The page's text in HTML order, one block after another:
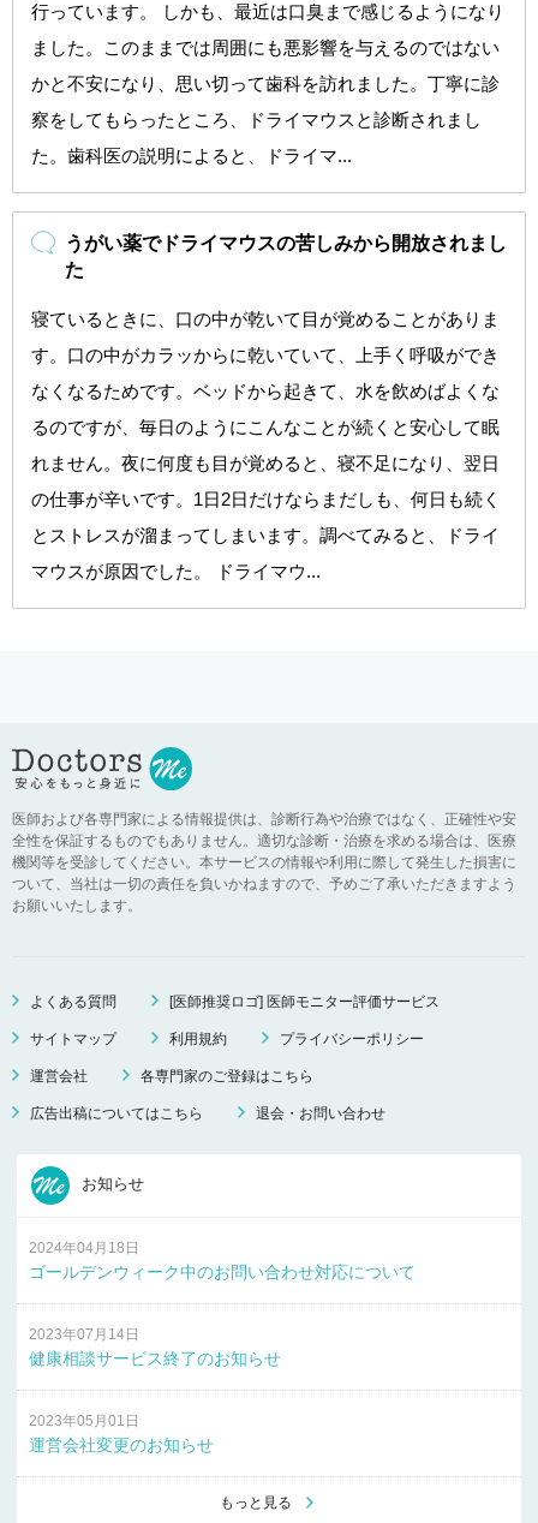
行っています。 しかも、最近は口臭まで感じるようになり
ました。このままでは周囲にも悪影響を与えるのではない
かと不安になり、思い切って歯科を訪れました。丁寧に診
察をしてもらったところ、ドライマウスと診断されまし
た。歯科医の説明によると、ドライマ...
うがい薬でドライマウスの苦しみから開放されまし
た
寝ているときに、口の中が乾いて目が覚めることがありま
す。口の中がカラッからに乾いていて、上手く呼吸ができ
なくなるためです。ベッドから起きて、水を飲めばよくな
るのですが、毎日のようにこんなことが続くと安心して眠
れません。夜に何度も目が覚めると、寝不足になり、翌日
の仕事が辛いです。1日2日だけならまだしも、何日も続く
とストレスが溜まってしまいます。調べてみると、ドライ
マウスが原因でした。 ドライマウ...
医師および各専門家による情報提供は、診断行為や治療ではなく、正確性や安
全性を保証するものでもありません。適切な診断・治療を求める場合は、医療
機関等を受診してください。本サービスの情報や利用に際して発生した損害に
ついて、当社は一切の責任を負いかねますので、予めご了承いただきますよう
お願いいたします。
よくある質問 [医師推奨ロゴ] 医師モニター評価サービス
サイトマップ 利用規約 プライバシーポリシー
運営会社 各専門家のご登録はこちら
広告出稿についてはこちら 退会・お問い合わせ
お知らせ
2024年04月18日
ゴールデンウィーク中のお問い合わせ対応について
2023年07月14日
健康相談サービス終了のお知らせ
2023年05月01日
運営会社変更のお知らせ
もっと見る